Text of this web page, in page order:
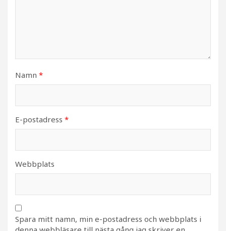
Namn *
E-postadress *
Webbplats
Spara mitt namn, min e-postadress och webbplats i